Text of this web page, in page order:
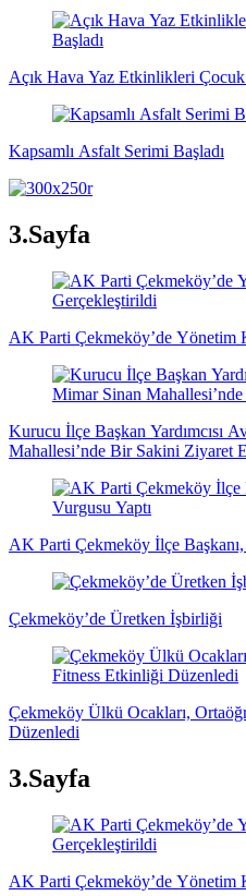
Açık Hava Yaz Etkinlikleri Çocuk
Kapsamlı Asfalt Serimi Başladı
3.Sayfa
AK Parti Çekmeköy’de Yönetim
Kurucu İlçe Başkan Yardımcısı
Mahallesi’nde Bir Sakini Ziyaret
AK Parti Çekmeköy İlçe
Çekmeköy’de Üretken İşbirliği
Çekmeköy Ülkü Ocakları,
Düzenledi
3.Sayfa
AK Parti Çekmeköy’de Yönetim